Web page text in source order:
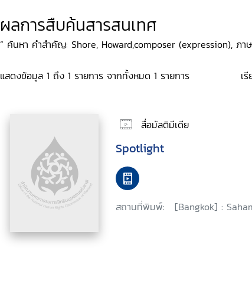
ผลการสืบค้นสารสนเทศ
“ ค้นหา คำสำคัญ: Shore, Howard,composer (expression), ภา
แสดงข้อมูล 1 ถึง 1 รายการ จากทั้งหมด 1 รายการ เ
สื่อมัลติมีเดีย
Spotlight
สถานที่พิมพ์: [Bangkok] :